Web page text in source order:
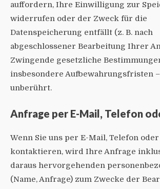
auffordern, Ihre Einwilligung zur
widerrufen oder der Zweck für die
Datenspeicherung entfällt (z. B. nach
abgeschlossener Bearbeitung Ihrer
Zwingende gesetzliche
insbesondere Aufbewahrungsfristen
unberührt.
Anfrage per E-Mail, Telefon
Wenn Sie uns per E-Mail, Telefon
kontaktieren, wird Ihre Anfrage
daraus hervorgehenden
(Name, Anfrage) zum Zwecke der